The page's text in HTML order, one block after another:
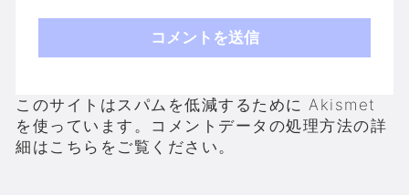
このサイトはスパムを低減するために Akismet
を使っています。 コメントデータの処理方法の詳
細はこちらをご覧ください。